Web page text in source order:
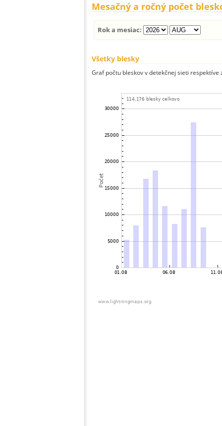
Mesačný a ročný počet
Rok a mesiac:
Všetky blesky
Graf počtu bleskov v detekčnej sieti respektíve